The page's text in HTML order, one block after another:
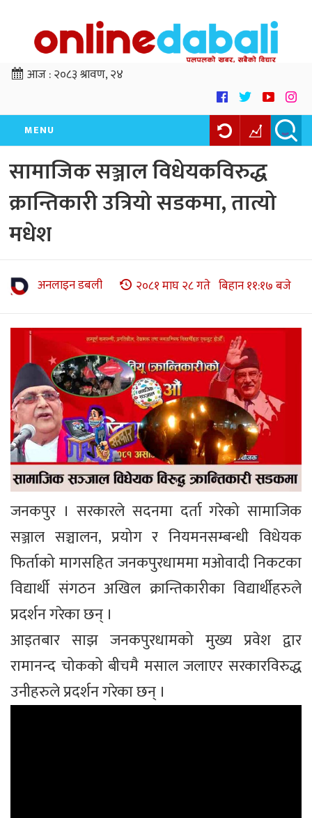
आज :२०८३ श्रावण, २४
MENU
सामाजिक सञ्जाल विधेयकविरुद्ध
क्रान्तिकारी उत्रियो सडकमा, तात्यो
मधेश
अनलाइन डबली २०८१ माघ २८ गते बिहान ११:१७ बजे
जनकपुर । सरकारले सदनमा दर्ता गरेको सामाजिक
सञ्जाल सञ्चालन, प्रयोग र नियमनसम्बन्धी विधेयक
फिर्ताको मागसहित जनकपुरधाममा मओवादी निकटका
विद्यार्थी संगठन अखिल क्रान्तिकारीका विद्यार्थीहरुले
प्रदर्शन गरेका छन् ।
आइतबार साझ जनकपुरधामको मुख्य प्रवेश द्वार
रामानन्द चोकको बीचमै मसाल जलाएर सरकारविरुद्ध
उनीहरुले प्रदर्शन गरेका छन् ।